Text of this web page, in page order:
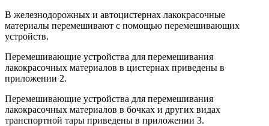
В железнодорожных и автоцистернах лакокрасочные
материалы перемешивают с помощью перемешивающих
устройств.
Перемешивающие устройства для перемешивания
лакокрасочных материалов в цистернах приведены в
приложении 2.
Перемешивающие устройства для перемешивания
лакокрасочных материалов в бочках и других видах
транспортной тары приведены в приложении 3.